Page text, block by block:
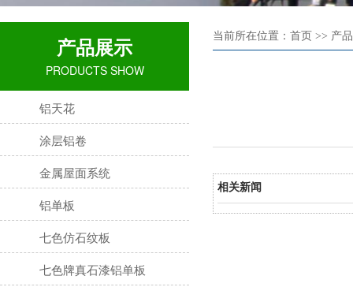
产品展示
PRODUCTS SHOW
铝天花
涂层铝卷
金属屋面系统
铝单板
七色仿石纹板
七色牌真石漆铝单板
当前所在位置：首页 >> 产
相关新闻